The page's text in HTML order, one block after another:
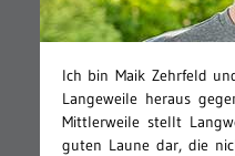
Ich bin Maik Zehrfeld
Langeweile heraus
Mittlerweile stellt
guten Laune dar, die